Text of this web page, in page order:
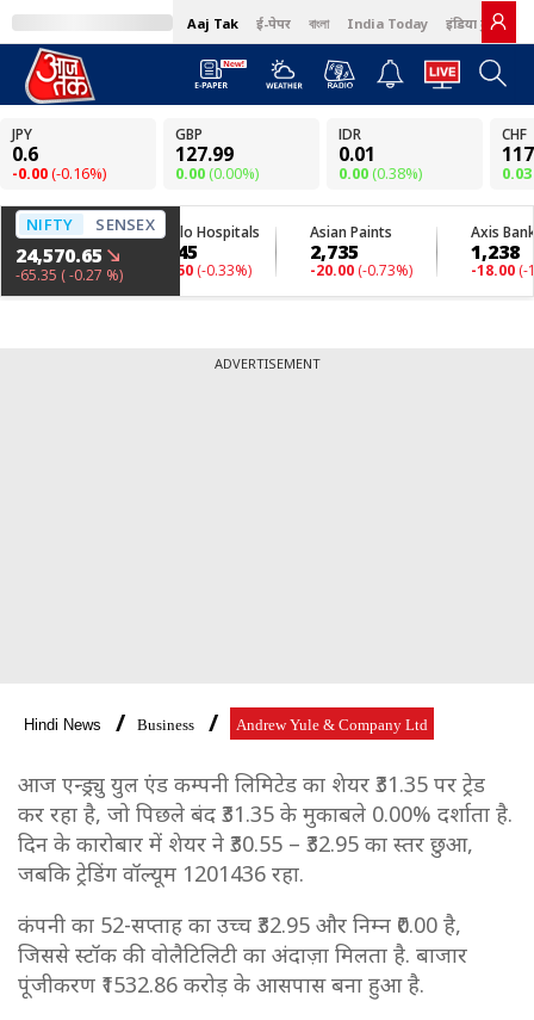
Aaj Tak ई-पेपर বাংলা India Today इंडिया टुडे हिंदी
ADVERTISEMENT
Hindi News Business Andrew Yule & Company Ltd
आज एन्ड्र्यु युल एंड कम्पनी लिमिटेड का शेयर ₹31.35 पर ट्रेड
कर रहा है, जो पिछले बंद ₹31.35 के मुकाबले 0.00% दर्शाता है.
दिन के कारोबार में शेयर ने ₹30.55 – ₹32.95 का स्तर छुआ,
जबकि ट्रेडिंग वॉल्यूम 1201436 रहा.
कंपनी का 52-सप्ताह का उच्च ₹32.95 और निम्न ₹0.00 है,
जिससे स्टॉक की वोलैटिलिटी का अंदाज़ा मिलता है. बाजार
पूंजीकरण ₹1532.86 करोड़ के आसपास बना हुआ है.